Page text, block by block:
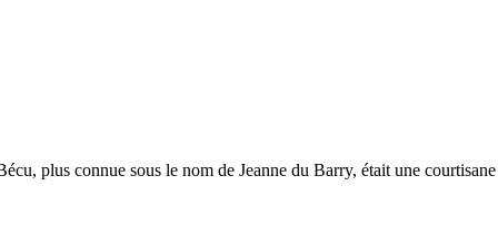
plus connue sous le nom de Jeanne du Barry, était une courtisane